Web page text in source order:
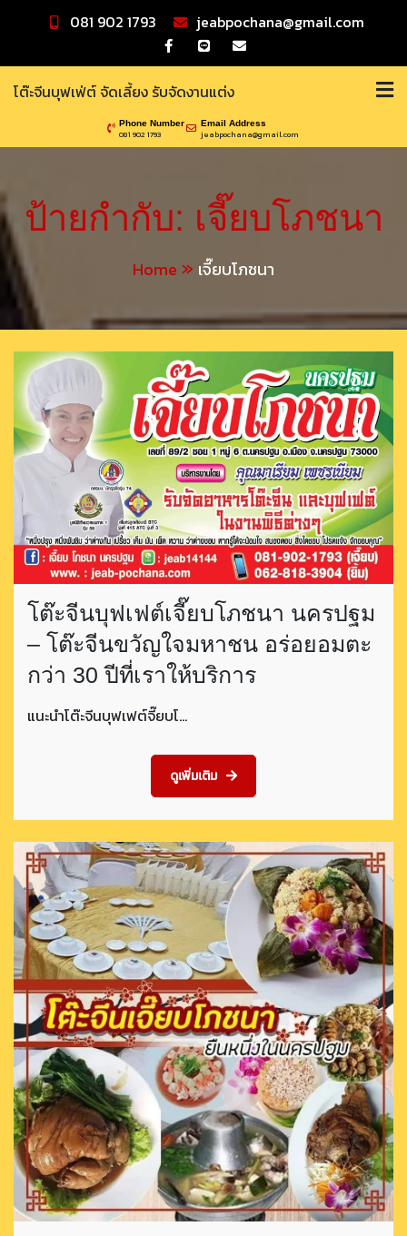
081 902 1793 jeabpochana@gmail.com
โต๊ะจีนบุฟเฟ่ต์ จัดเลี้ยง รับจัดงานแต่ง
Phone Number
081 902 1793
Email Address
jeabpochana@gmail.com
ป้ายกำกับ: เจี๊ยบโภชนา
Home เจี๊ยบโภชนา
โต๊ะจีนบุฟเฟต์เจี๊ยบโภชนา นครปฐม
– โต๊ะจีนขวัญใจมหาชน อร่อยอมตะ
กว่า 30 ปีที่เราให้บริการ
แนะนำโต๊ะจีนบุฟเฟต์จี๊ยบโ…
ดูเพิ่มเติม